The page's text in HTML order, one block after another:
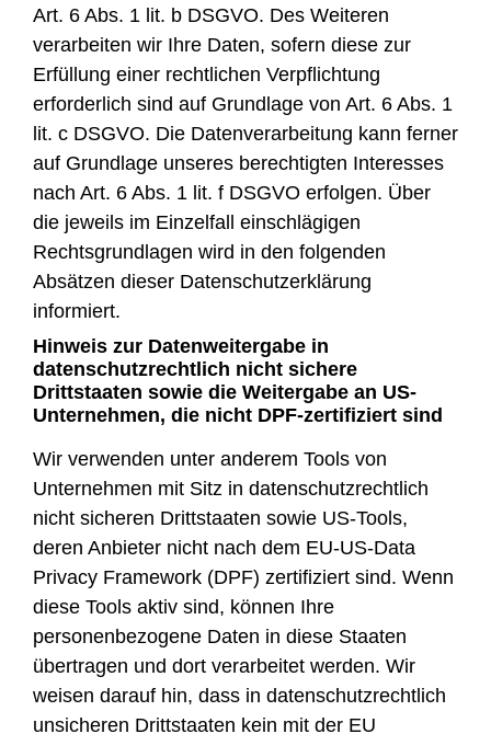
Art. 6 Abs. 1 lit. b DSGVO. Des Weiteren
verarbeiten wir Ihre Daten, sofern diese zur
Erfüllung einer rechtlichen Verpflichtung
erforderlich sind auf Grundlage von Art. 6 Abs. 1
lit. c DSGVO. Die Datenverarbeitung kann ferner
auf Grundlage unseres berechtigten Interesses
nach Art. 6 Abs. 1 lit. f DSGVO erfolgen. Über
die jeweils im Einzelfall einschlägigen
Rechtsgrundlagen wird in den folgenden
Absätzen dieser Datenschutzerklärung
informiert.
Hinweis zur Datenweitergabe in
datenschutzrechtlich nicht sichere
Drittstaaten sowie die Weitergabe an US-
Unternehmen, die nicht DPF-zertifiziert sind
Wir verwenden unter anderem Tools von
Unternehmen mit Sitz in datenschutzrechtlich
nicht sicheren Drittstaaten sowie US-Tools,
deren Anbieter nicht nach dem EU-US-Data
Privacy Framework (DPF) zertifiziert sind. Wenn
diese Tools aktiv sind, können Ihre
personenbezogene Daten in diese Staaten
übertragen und dort verarbeitet werden. Wir
weisen darauf hin, dass in datenschutzrechtlich
unsicheren Drittstaaten kein mit der EU